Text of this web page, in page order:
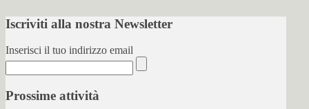
Iscriviti alla nostra Newsletter
Inserisci il tuo indirizzo email
Prossime attività